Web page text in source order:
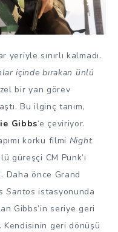
yeriyle sınırlı kalmadı.
içinde bırakan ünlü
bir yan görev
Bu ilginç tanım,
Gibbs‘e çeviriyor.
korku filmi Night
güreşçi CM Punk’ı
Daha önce Grand
Santos istasyonunda
Gibbs’in seriye geri
Kendisinin geri dönüşü